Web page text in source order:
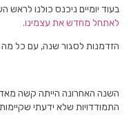
בעוד יומיים ניכנס כולנו לראש
לאתחל מחדש את עצמינו.
הזדמנות לסגור שנה, עם כל
השנה האחרונה הייתה קשה
התמודדויות שלא ידעתי